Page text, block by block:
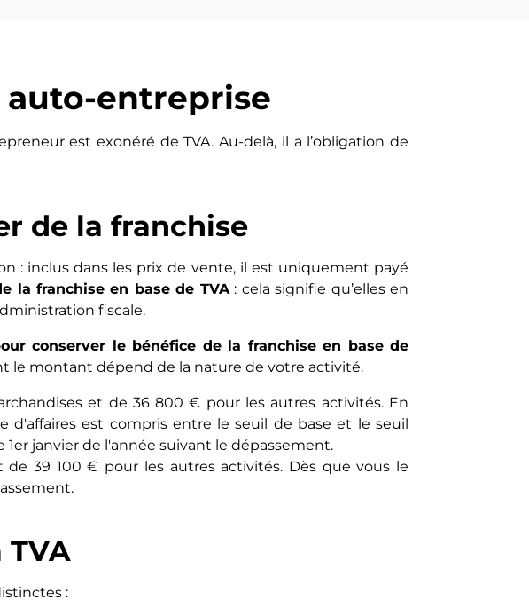
auto-entreprise
est exonéré de TVA. Au-delà, il a l’obligation de
de la franchise
: inclus dans les prix de vente, il est uniquement payé
la franchise en base de TVA: cela signifie qu’elles en
fiscale.
conserver le bénéfice de la franchise en base de
le montant dépend de la nature de votre activité.
et de 36 800 € pour les autres activités. En
d'affaires est compris entre le seuil de base et le seuil
janvier de l'année suivant le dépassement.
39 100 € pour les autres activités. Dès que vous le
: